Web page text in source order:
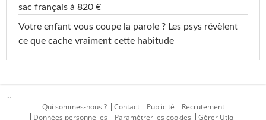
sac français à 820 €
Votre enfant vous coupe la parole ? Les psys révèlent
ce que cache vraiment cette habitude
...
Qui sommes-nous ?
Contact Publicité
Recrutement
Données personnelles
Paramétrer les cookies Gérer Utiq